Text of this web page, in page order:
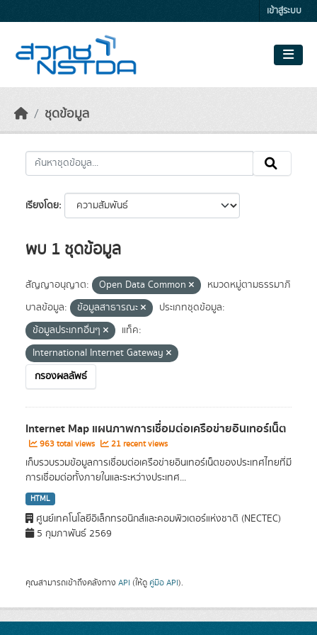
เข้าสู่ระบบ
ชุดข้อมูล
เรียงโดย
พบ 1 ชุดข้อมูล
สัญญาอนุญาต: Open Data Common
หมวดหมู่ตามธรรมาภิ
บาลข้อมูล:
ข้อมูลสาธารณะ
ประเภทชุดข้อมูล:
ข้อมูลประเภทอื่นๆ
แท็ค:
International Internet Gateway
กรองผลลัพธ์
Internet Map แผนภาพการเชื่อมต่อเครือข่ายอินเทอร์เน็ต
963 total views 21 recent views
เก็บรวบรวมข้อมูลการเชื่อมต่อเครือข่ายอินเทอร์เน็ตของประเทศไทยที่มี
การเชื่อมต่อทั้งภายในและระหว่างประเทศ...
HTML
ศูนย์เทคโนโลยีอิเล็กทรอนิกส์และคอมพิวเตอร์แห่งชาติ (NECTEC)
5 กุมภาพันธ์ 2569
คุณสามารถเข้าถึงคลังทาง API (ให้ดู คู่มือ API).